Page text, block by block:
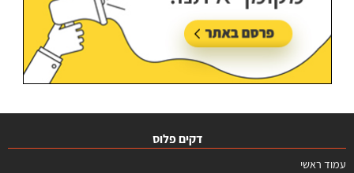
דקים פלוס
עמוד ראשי